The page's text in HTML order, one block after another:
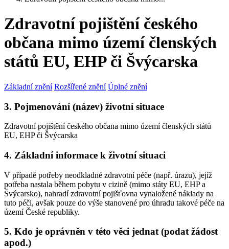
Zdravotní pojištění českého
občana mimo území členských
států EU, EHP či Švýcarska
Základní znění Rozšířené znění Úplné znění
3. Pojmenování (název) životní situace
Zdravotní pojištění českého občana mimo území členských států
EU, EHP či Švýcarska
4. Základní informace k životní situaci
V případě potřeby neodkladné zdravotní péče (např. úrazu), jejíž
potřeba nastala během pobytu v cizině (mimo státy EU, EHP a
Švýcarsko), nahradí zdravotní pojišťovna vynaložené náklady na
tuto péči, avšak pouze do výše stanovené pro úhradu takové péče na
území České republiky.
5. Kdo je oprávněn v této věci jednat (podat žádost
apod.)